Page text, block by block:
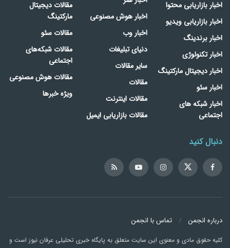
اخبار بازاریابی محتوا
اخبار بازاریابی ویدیو
اخبار برندینگ
اخبار تکنولوژی
اخبار دیجیتال مارکتینگ
اخبار سئو
اخبار شبکه های
اجتماعی
اخبار هوش مصنوعی
اخبار وب
دنیای تبلیغات
سایر مقالات
مقالات
مقالات اینترنت
مقالات بازاریابی ایمیل
مقالات دیجیتال
مارکتینگ
مقالات سئو
مقالات شبکه‌های
اجتماعی
مقالات هوش مصنوعی
ویژه خبرها
دنبال کنید
درباره انجمن تماس با انجمن
کلیه حقوق مادی و معنوی این سایت متعلق به پایگاه خبری تحلیلی عرفان نیوز است و